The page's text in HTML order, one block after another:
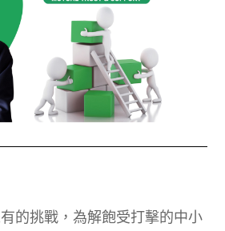
的挑戰，為解飽受打擊的中小